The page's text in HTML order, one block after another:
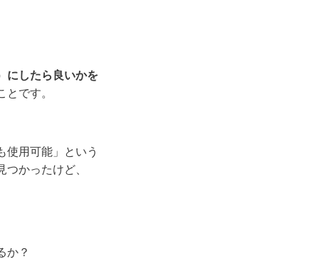
にしたら良いかを
とです。
使用可能」という
かったけど、
か？